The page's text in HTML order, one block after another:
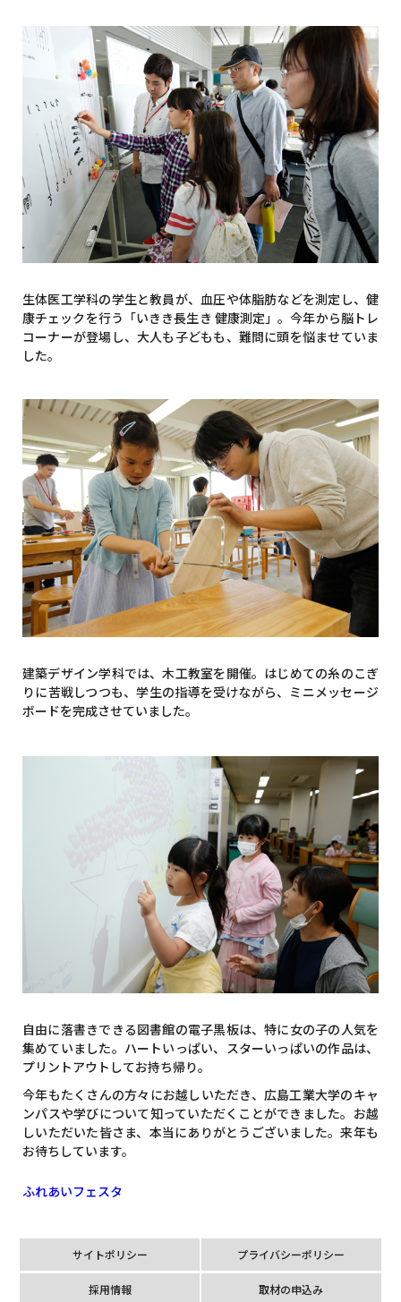
生体医工学科の学生と教員が、血圧や体脂肪などを測定し、健
康チェックを行う「いきき長生き 健康測定」。今年から脳トレ
コーナーが登場し、大人も子どもも、難問に頭を悩ませていま
した。
建築デザイン学科では、木工教室を開催。はじめての糸のこぎ
りに苦戦しつつも、学生の指導を受けながら、ミニメッセージ
ボードを完成させていました。
自由に落書きできる図書館の電子黒板は、特に女の子の人気を
集めていました。ハートいっぱい、スターいっぱいの作品は、
プリントアウトしてお持ち帰り。
今年もたくさんの方々にお越しいただき、広島工業大学のキャ
ンパスや学びについて知っていただくことができました。お越
しいただいた皆さま、本当にありがとうございました。来年も
お待ちしています。
ふれあいフェスタ
サイトポリシー プライバシーポリシー
採用情報 取材の申込み